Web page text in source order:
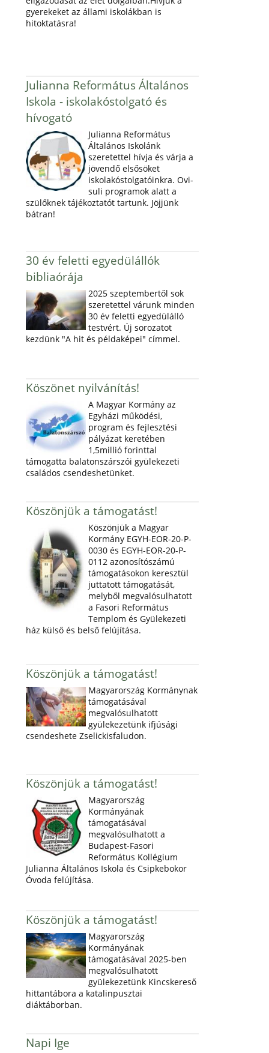
gyerekeket az állami iskolákban is
hitoktatásra!
Julianna Református Általános
Iskola - iskolakóstolgató és
hívogató
Julianna Református
Általános Iskolánk
szeretettel hívja és várja a
jövendő elsősöket
iskolakóstolgatóinkra. Ovi-
suli programok alatt a
szülőknek tájékoztatót tartunk. Jöjjünk
bátran!
30 év feletti egyedülállók
bibliaórája
2025 szeptembertől sok
szeretettel várunk minden
30 év feletti egyedülálló
testvért. Új sorozatot
kezdünk "A hit és példaképei" címmel.
Köszönet nyilvánítás!
A Magyar Kormány az
Egyházi működési,
program és fejlesztési
pályázat keretében
1,5millió forinttal
támogatta balatonszárszói gyülekezeti
családos csendeshetünket.
Köszönjük a támogatást!
Köszönjük a Magyar
Kormány EGYH-EOR-20-P-
0030 és EGYH-EOR-20-P-
0112 azonosítószámú
támogatásokon keresztül
juttatott támogatását,
melyből megvalósulhatott
a Fasori Református
Templom és Gyülekezeti
ház külső és belső felújítása.
Köszönjük a támogatást!
Magyarország Kormánynak
támogatásával
megvalósulhatott
gyülekezetünk ifjúsági
csendeshete Zselickisfaludon.
Köszönjük a támogatást!
Magyarország
Kormányának
támogatásával
megvalósulhatott a
Budapest-Fasori
Református Kollégium
Julianna Általános Iskola és Csipkebokor
Óvoda felújítása.
Köszönjük a támogatást!
Magyarország
Kormányának
támogatásával 2025-ben
megvalósulhatott
gyülekezetünk Kincskereső
hittantábora a katalinpusztai
diáktáborban.
Napi Ige